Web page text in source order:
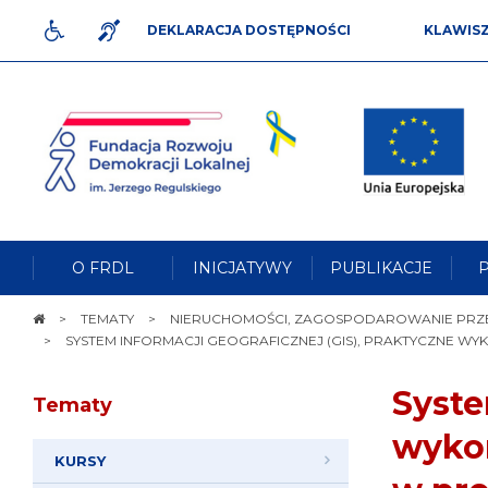
DLA NIEPEŁNOSPRAWNYCH
JĘZYK MIGOWY
DEKLARACJA DOSTĘPNOŚCI
Przejdź do
Mapa
Wersja
Rozwoju
Demokracji
Lokalnej
im.
O FRDL INICJATYWY PUBLIKACJE
STRONA
GŁÓWNA
TEMATY
NIERUCHOMOŚCI, ZAGOSPODAROWANIE
SYSTEM INFORMACJI GEOGRAFICZNEJ (GIS), PRAKTYCZNE
Tematy
KURSY